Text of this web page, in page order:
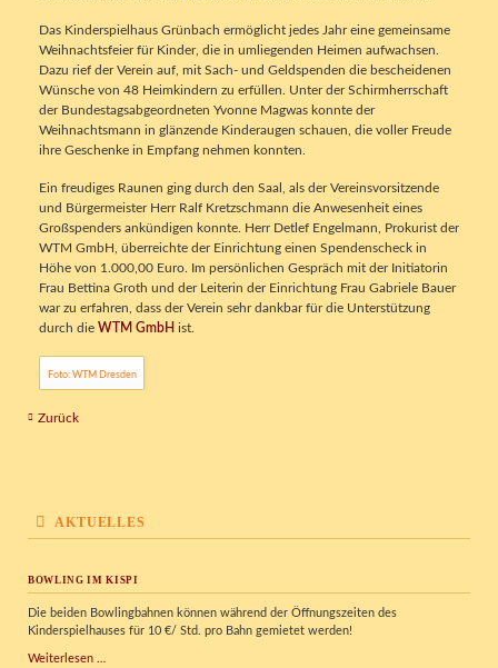
Das Kinderspielhaus Grünbach ermöglicht jedes Jahr eine gemeinsame
Weihnachtsfeier für Kinder, die in umliegenden Heimen aufwachsen.
Dazu rief der Verein auf, mit Sach- und Geldspenden die bescheidenen
Wünsche von 48 Heimkindern zu erfüllen. Unter der Schirmherrschaft
der Bundestagsabgeordneten Yvonne Magwas konnte der
Weihnachtsmann in glänzende Kinderaugen schauen, die voller Freude
ihre Geschenke in Empfang nehmen konnten.
Ein freudiges Raunen ging durch den Saal, als der Vereinsvorsitzende
und Bürgermeister Herr Ralf Kretzschmann die Anwesenheit eines
Großspenders ankündigen konnte. Herr Detlef Engelmann, Prokurist der
WTM GmbH, überreichte der Einrichtung einen Spendenscheck in
Höhe von 1.000,00 Euro. Im persönlichen Gespräch mit der Initiatorin
Frau Bettina Groth und der Leiterin der Einrichtung Frau Gabriele Bauer
war zu erfahren, dass der Verein sehr dankbar für die Unterstützung
durch die WTM GmbH ist.
Foto: WTM Dresden
Zurück
AKTUELLES
BOWLING IM KISPI
Die beiden Bowlingbahnen können während der Öffnungszeiten des
Kinderspielhauses für 10 €/ Std. pro Bahn gemietet werden!
Weiterlesen …